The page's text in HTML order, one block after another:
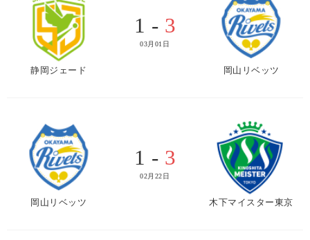
静岡ジェード
1 - 3
03月01日
岡山リベッツ
岡山リベッツ
1 - 3
02月22日
木下マイスター東京